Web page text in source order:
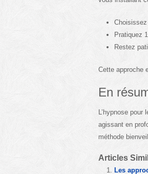
Pratiquez
Restez
Cette approche
En
L’hypnose
agissant en
méthode
Articles
Les